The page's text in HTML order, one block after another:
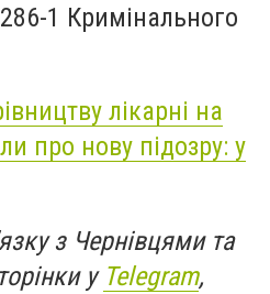
1 Кримінального
лікарні на
про нову підозру: у
з Чернівцями та
у Telegram,